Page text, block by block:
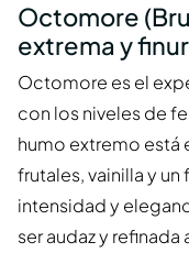
Octomore
extrema y
Octomore es el
con los niveles de
humo extremo
frutales, vainilla y
intensidad y
ser audaz y